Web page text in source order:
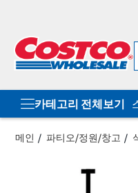
카테고리 전체보기
메인 파티오/정원/창고